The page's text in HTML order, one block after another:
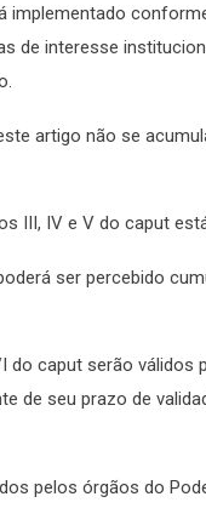
implementado
de interesse
artigo não se
III, IV e V do caput
ser percebido
caput serão válidos
de seu prazo de
pelos órgãos do